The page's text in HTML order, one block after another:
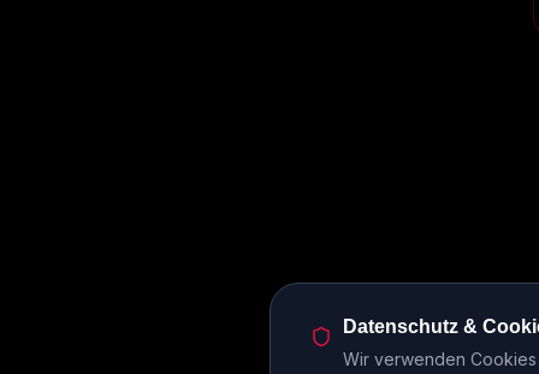
Datenschutz &
Wir verwenden